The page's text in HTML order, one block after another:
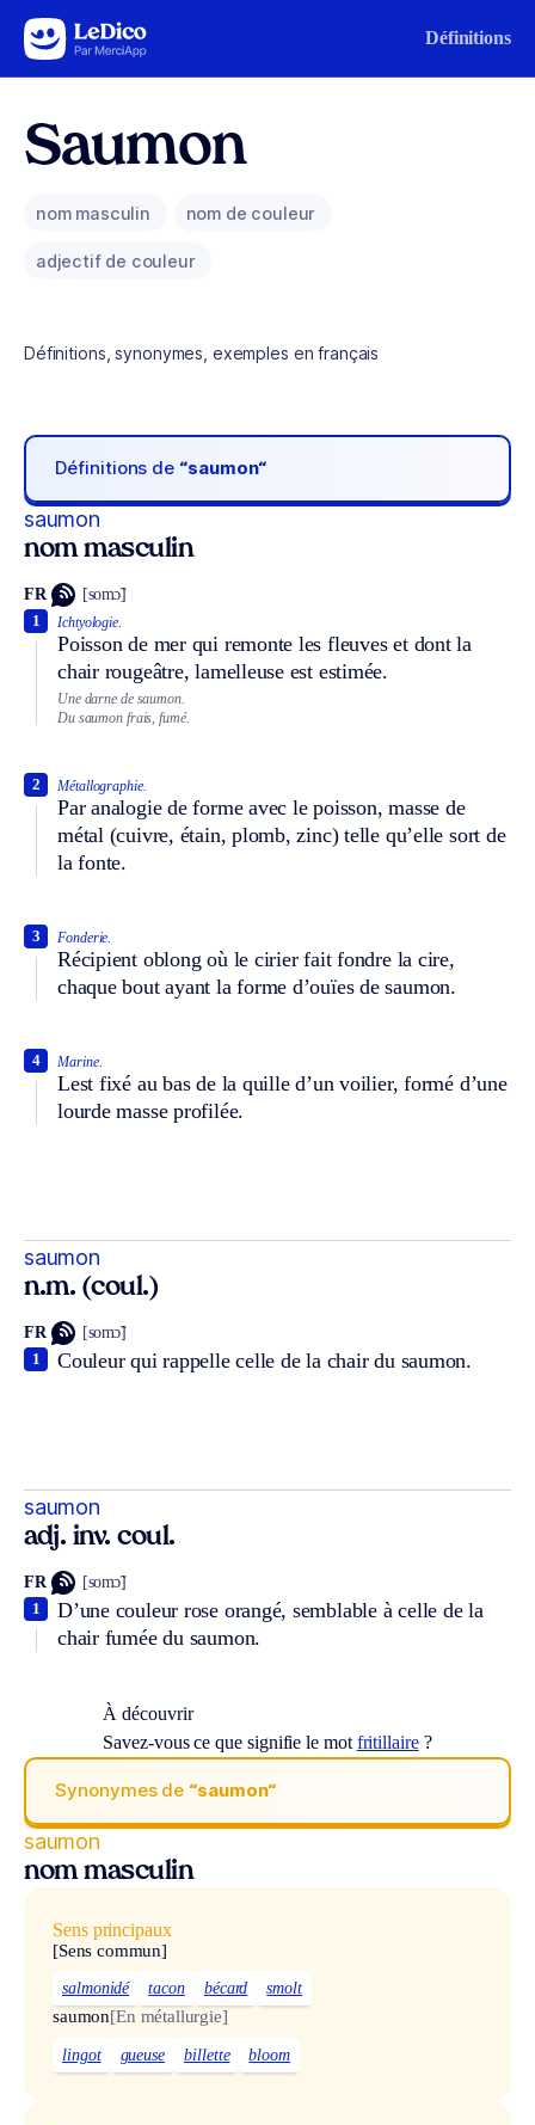
Aller au contenu Définitions
Saumon
nom masculin nom de couleur
adjectif de couleur
Définitions, synonymes, exemples en français
Définitions de “saumon“
saumon
nom masculin
FR [somɔ̃]
Ichtyologie.
Poisson de mer qui remonte les fleuves et dont la
chair rougeâtre, lamelleuse est estimée.
1
Une darne de saumon.
Du saumon frais, fumé.
Métallographie.
Par analogie de forme avec le poisson, masse de
métal (cuivre, étain, plomb, zinc) telle qu’elle sort de
la fonte.
2
Fonderie.
Récipient oblong où le cirier fait fondre la cire,
chaque bout ayant la forme d’ouïes de saumon.
3
Marine.
Lest fixé au bas de la quille d’un voilier, formé d’une
lourde masse profilée.
4
saumon
n.m. (coul.)
FR [somɔ̃]
Couleur qui rappelle celle de la chair du saumon.
1
saumon
adj. inv. coul.
FR [somɔ̃]
D’une couleur rose orangé, semblable à celle de la
chair fumée du saumon.
1
À découvrir
Savez-vous ce que signifie le mot fritillaire?
Synonymes de “saumon“
saumon
nom masculin
Sens principaux
[Sens commun]
salmonidé tacon bécard smolt
saumon[En métallurgie]
lingot gueuse billette bloom